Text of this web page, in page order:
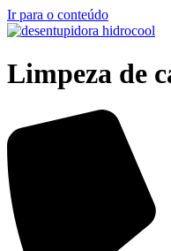
Ir para o conteúdo
Limpeza de